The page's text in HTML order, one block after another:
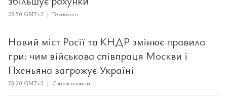
23:50 GMT+3 | Технології
Новий міст Росії та КНДР змінює правила
гри: чим військова співпраця Москви і
Пхеньяна загрожує Україні
23:20 GMT+3 | Світові новини